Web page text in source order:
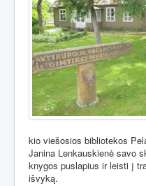
kio viešosios bibliotekos
Janina Lenkauskienė savo
knygos puslapius ir leisti į
išvyką.